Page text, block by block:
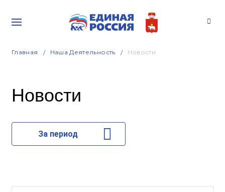
Главная Наша Деятельность Новости
Новости
За период